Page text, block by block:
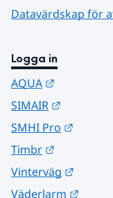
Datavärdskap för
Logga in
AQUA
SIMAIR
SMHI Pro
Timbr
Vinterväg
Väderlarm